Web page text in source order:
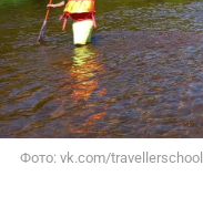
Фото: vk.com/travellerschool